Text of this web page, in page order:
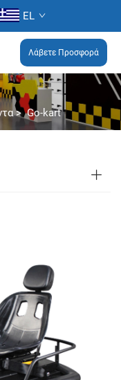
EL
Λάβετε Προσφορά
>Go-kart